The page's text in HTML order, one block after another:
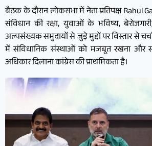
बैठक के दौरान लोकसभा में नेता प्रतिपक्ष Rahul
संविधान की रक्षा, युवाओं के भविष्य,
अल्पसंख्यक समुदायों से जुड़े मुद्दों पर विस्तार से
में संविधानिक संस्थाओं को मजबूत रखना और
अधिकार दिलाना कांग्रेस की प्राथमिकता है।